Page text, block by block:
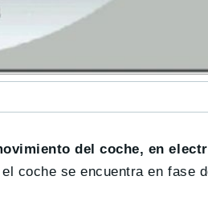
del coche, en
coche se encuentra en fase